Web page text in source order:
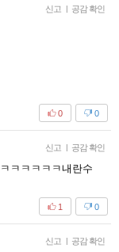
신고 | 공감 확인
0
0
신고 | 공감 확인
ㅋㅋㅋㅋㅋ내란수
0
1
신고 | 공감 확인